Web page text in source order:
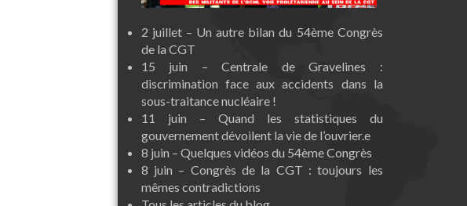
2 juillet – Un autre bilan du 54ème Congrès
de la CGT
15 juin – Centrale de Gravelines :
discrimination face aux accidents dans la
sous-traitance nucléaire !
11 juin – Quand les statistiques du
gouvernement dévoilent la vie de l’ouvrier.e
8 juin – Quelques vidéos du 54ème Congrès
8 juin – Congrès de la CGT : toujours les
mêmes contradictions